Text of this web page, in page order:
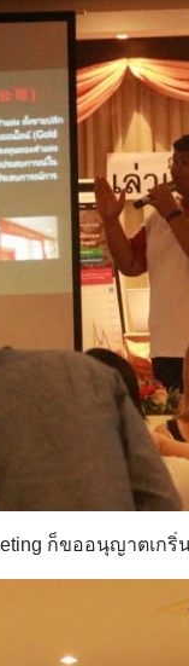
ก็ขออนุญาตเกริ่